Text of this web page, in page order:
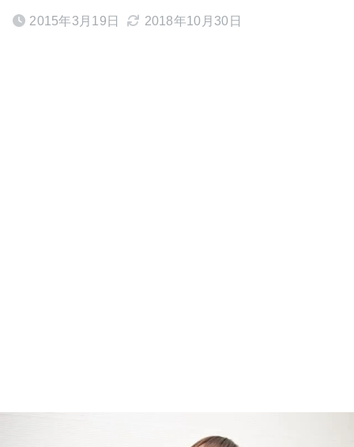
2015年3月19日 2018年10月30日